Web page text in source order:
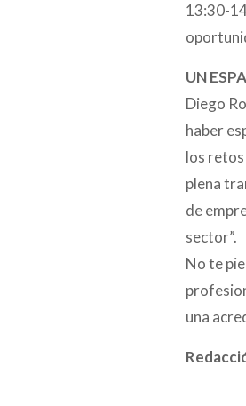
13:30-
UN
Diego
haber
los
plena
de
sector”.
No te
una